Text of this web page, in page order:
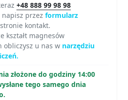
+48 888 99 98 98
przez formularz
kontakt.
kształt magnesów
obliczysz u nas w narzędziu
złożone do godziny 14:00
tego samego dnia